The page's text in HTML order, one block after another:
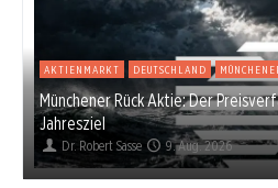
AKTIENMARKT DEUTSCHLAND
Münchener Rück Aktie: Der
Jahresziel
Dr. Robert Sasse 9. Aug. 2026